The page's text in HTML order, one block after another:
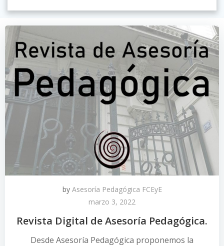
by Asesoría Pedagógica FCEyE
marzo 3, 2022
Revista Digital de Asesoría Pedagógica.
Desde Asesoría Pedagógica proponemos la